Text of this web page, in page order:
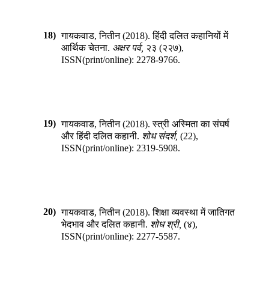
18) गायकवाड, नितीन(2018).हिंदी दलित कहानियों में
आर्थिक चेतना. अक्षर पर्व, २३ (२२७),
ISSN(print/online): 2278-9766.
19) गायकवाड, नितीन(2018).स्त्री अस्मिता का संघर्ष
और हिंदी दलित कहानी. शोध संदर्श, (22),
ISSN(print/online): 2319-5908.
20) गायकवाड, नितीन(2018).शिक्षा व्यवस्था में जातिगत
भेदभाव और दलित कहानी. शोध श्री, (४),
ISSN(print/online): 2277-5587.